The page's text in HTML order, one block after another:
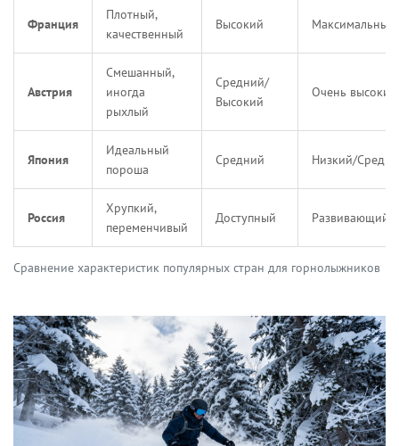
Сравнение характеристик популярных стран для горнолыжников
Франция
Плотный,
качественный
Высокий Максимальный
Австрия
Смешанный,
иногда
рыхлый
Средний/
Высокий
Очень высокий
Япония
Идеальный
пороша
Средний Низкий/
Россия
Хрупкий,
переменчивый
Доступный